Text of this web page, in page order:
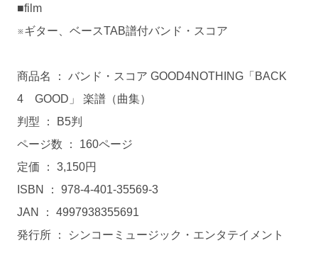
■film
※ギター、ベースTAB譜付バンド・スコア
商品名 ： バンド・スコア GOOD4NOTHING「BACK
4 GOOD」 楽譜（曲集）
判型 ： B5判
ページ数 ： 160ページ
定価 ： 3,150円
ISBN ： 978-4-401-35569-3
JAN ： 4997938355691
発行所 ： シンコーミュージック・エンタテイメント